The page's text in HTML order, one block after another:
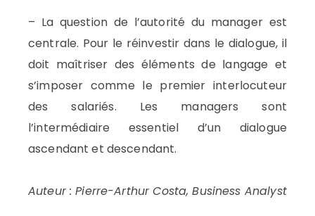
– La question de l’autorité du manager est
centrale. Pour le réinvestir dans le dialogue, il
doit maîtriser des éléments de langage et
s’imposer comme le premier interlocuteur
des salariés. Les managers sont
l’intermédiaire essentiel d’un dialogue
ascendant et descendant.
Auteur : Pierre-Arthur Costa, Business Analyst